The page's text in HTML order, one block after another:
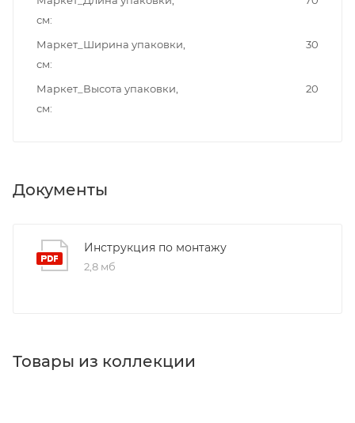
см
Маркет_Ширина упаковки,
см
30
Маркет_Высота упаковки,
см
20
Документы
Инструкция по монтажу
2,8 мб
Товары из коллекции